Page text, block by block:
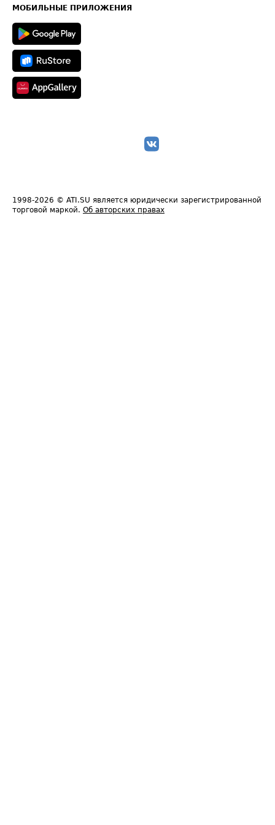
Техническая информация
МОБИЛЬНЫЕ ПРИЛОЖЕНИЯ
1998-2026 © ATI.SU является юридически зарегистрированной
торговой маркой. Об авторских правах